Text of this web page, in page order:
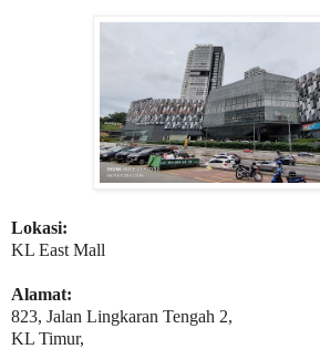
Lokasi:
KL East Mall
Alamat:
823, Jalan Lingkaran Tengah 2,
KL Timur,